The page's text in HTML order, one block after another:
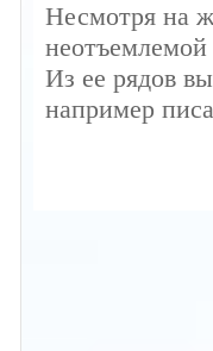
Несмотря на
неотъемлемой
Из ее рядов
например